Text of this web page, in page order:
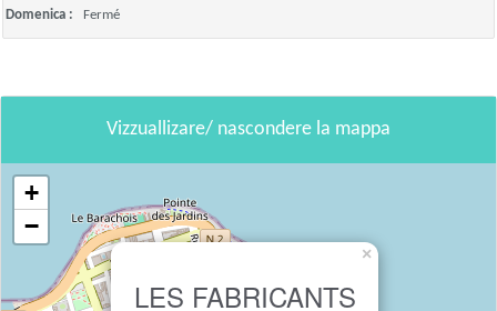
Domenica : Fermé
Vizzuallizare/ nascondere la mappa
LES FABRICANTS
×
+
−